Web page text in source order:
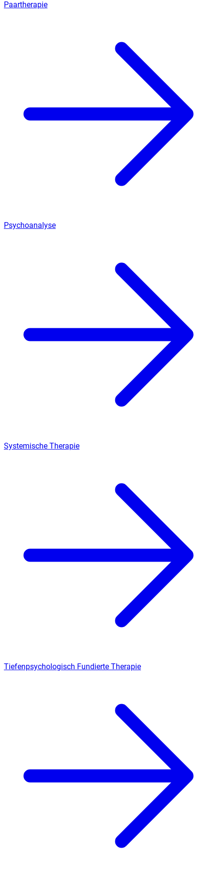
Paartherapie
Psychoanalyse
Systemische Therapie
Tiefenpsychologisch Fundierte Therapie